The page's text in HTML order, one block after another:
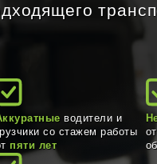
водители и
со стажем работы
пяти лет